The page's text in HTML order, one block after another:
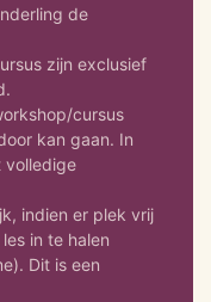
de
zijn exclusief
cursus
kan gaan. In
volledige
indien er plek vrij
in te halen
Dit is een